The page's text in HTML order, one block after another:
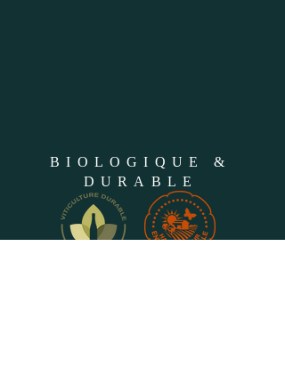
BIOLOGIQUE &
DURABLE